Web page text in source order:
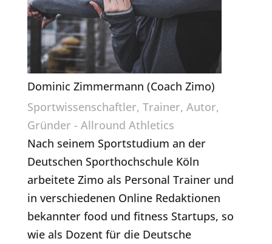
Dominic Zimmermann (Coach Zimo)
Sportwissenschaftler, Trainer, Autor,
Gründer - Allround Athletics
Nach seinem Sportstudium an der
Deutschen Sporthochschule Köln
arbeitete Zimo als Personal Trainer und
in verschiedenen Online Redaktionen
bekannter food und fitness Startups, so
wie als Dozent für die Deutsche